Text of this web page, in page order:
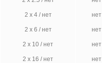
2 х 4 / нет нет
2 х 6 / нет нет
2 х 10 / нет нет
2 х 16 / нет нет